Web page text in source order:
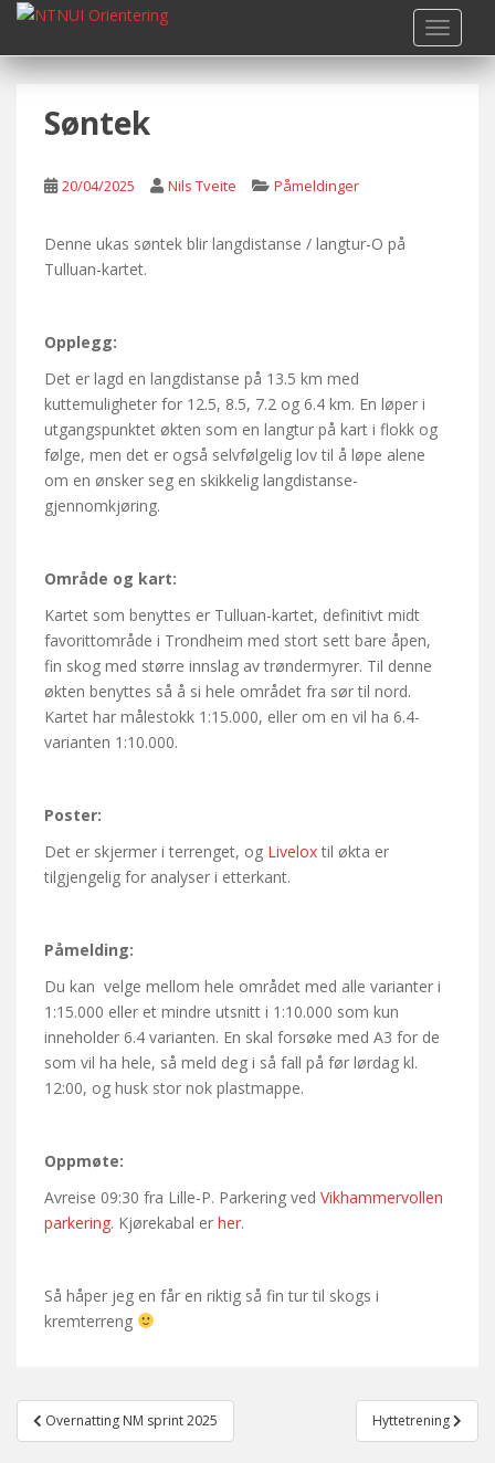
i
Søntek
20/04/2025 Nils Tveite Påmeldinger
Denne ukas søntek blir langdistanse / langtur-O på
Tulluan-kartet.
Opplegg:
Det er lagd en langdistanse på 13.5 km med
kuttemuligheter for 12.5, 8.5, 7.2 og 6.4 km. En løper i
utgangspunktet økten som en langtur på kart i flokk og
følge, men det er også selvfølgelig lov til å løpe alene
om en ønsker seg en skikkelig langdistanse-
gjennomkjøring.
Område og kart:
Kartet som benyttes er Tulluan-kartet, definitivt midt
favorittområde i Trondheim med stort sett bare åpen,
fin skog med større innslag av trøndermyrer. Til denne
økten benyttes så å si hele området fra sør til nord.
Kartet har målestokk 1:15.000, eller om en vil ha 6.4-
varianten 1:10.000.
Poster:
Det er skjermer i terrenget, og Livelox til økta er
tilgjengelig for analyser i etterkant.
Påmelding:
Du kan velge mellom hele området med alle varianter i
1:15.000 eller et mindre utsnitt i 1:10.000 som kun
inneholder 6.4 varianten. En skal forsøke med A3 for de
som vil ha hele, så meld deg i så fall på før lørdag kl.
12:00, og husk stor nok plastmappe.
Oppmøte:
Avreise 09:30 fra Lille-P. Parkering ved Vikhammervollen
parkering. Kjørekabal er her.
Så håper jeg en får en riktig så fin tur til skogs i
kremterreng
Post
navigation
Overnatting NM sprint 2025 Hyttetrening